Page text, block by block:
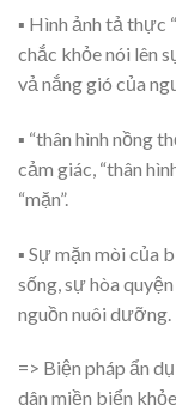
▪ Hình ảnh tả thực
chắc khỏe nói lên
vả nắng gió của
▪ “thân hình nồng
cảm giác, “thân
“mặn”.
▪ Sự mặn mòi của
sống, sự hòa
nguồn nuôi dưỡng.
=> Biện pháp ẩn
dân miền biển